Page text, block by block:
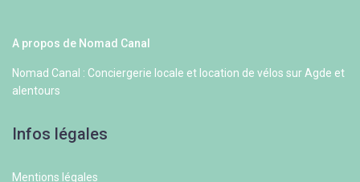
A propos de Nomad Canal
Nomad Canal : Conciergerie locale et location de vélos sur Agde et
alentours
Infos légales
Mentions légales